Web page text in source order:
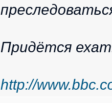
Придётся
http://